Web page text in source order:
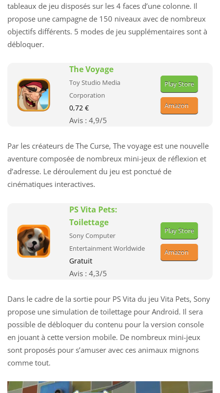
tableaux de jeu disposés sur les 4 faces d’une colonne. Il
propose une campagne de 150 niveaux avec de nombreux
objectifs différents. 5 modes de jeu supplémentaires sont à
débloquer.
The Voyage
Toy Studio Media
Corporation
0,72 €
Avis : 4,9/5
Play Store
Amazon
Par les créateurs de The Curse, The voyage est une nouvelle
aventure composée de nombreux mini-jeux de réflexion et
d’adresse. Le déroulement du jeu est ponctué de
cinématiques interactives.
PS Vita Pets:
Toilettage
Sony Computer
Entertainment Worldwide
Gratuit
Avis : 4,3/5
Play Store
Amazon
Dans le cadre de la sortie pour PS Vita du jeu Vita Pets, Sony
propose une simulation de toilettage pour Android. Il sera
possible de débloquer du contenu pour la version console
en jouant à cette version mobile. De nombreux mini-jeux
sont proposés pour s’amuser avec ces animaux mignons
comme tout.